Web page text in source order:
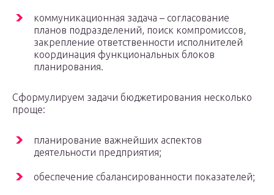
коммуникационная задача – согласование
планов подразделений, поиск компромиссов,
закрепление ответственности исполнителей
координация функциональных блоков
планирования.
Сформулируем задачи бюджетирования несколько
проще:
планирование важнейших аспектов
деятельности предприятия;
обеспечение сбалансированности показателей;